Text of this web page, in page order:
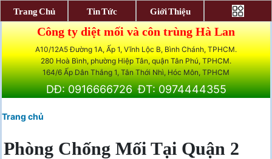
Công ty diệt mối và côn trùng Hà Lan
A10/12A5 Đường 1A, Ấp 1, Vĩnh Lộc B, Bình Chánh, TPHCM.
280 Hoà Bình, phường Hiệp Tân, quận Tân Phú, TPHCM.
164/6 Ấp Dân Thắng 1, Tân Thới Nhì, Hóc Môn, TPHCM
DĐ: 0916666726 ĐT: 0974444355
Trang chủ
Phòng Chống Mối Tại Quận 2
Trang Chủ Tin Tức Giới Thiệu